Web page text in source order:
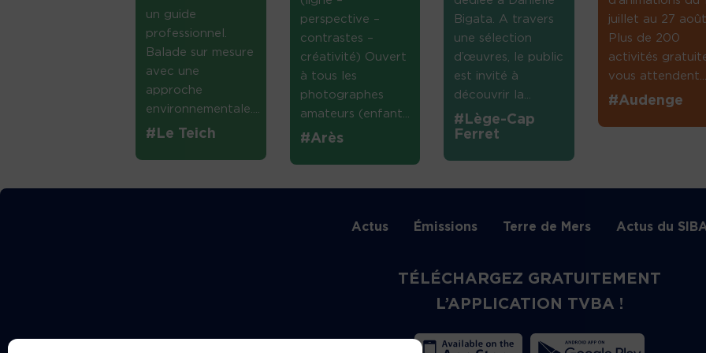
un guide
professionnel.
Balade sur mesure
avec une
approche
environnementale....
#Le Teich
perspective –
contrastes –
créativité) Ouvert
à tous les
photographes
amateurs (enfant...
#Arès
Bigata. A travers
une sélection
d’œuvres, le public
est invité à
découvrir la...
#Lège-Cap
Ferret
juillet au 27
Plus de 200
activités
vous
#Audenge
Actus Émissions Terre de Mers Actus du
TÉLÉCHARGEZ GRATUITEMENT
L’APPLICATION TVBA !